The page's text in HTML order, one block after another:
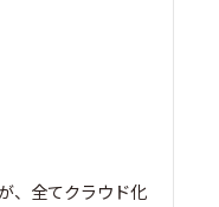
、全てクラウド化